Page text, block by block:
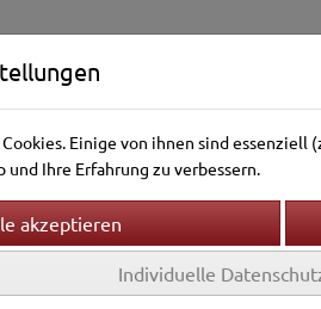
Vogelwelt
Einige von ihnen sind
und Ihre Erfahrung zu verbessern.
Individuelle